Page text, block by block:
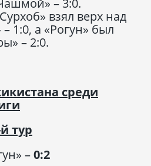
– 3:0.
взял верх над
1:0, а «Рогун» был
– 2:0.
среди
тур
–0:2